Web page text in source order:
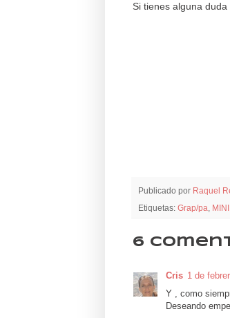
Si tienes alguna
Publicado por Raquel
Etiquetas: Grap/pa
6
Cris 1 de
Y , como
Deseando